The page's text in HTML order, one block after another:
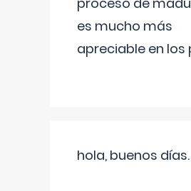
es mucho más
apreciable en los
hola, buenos días.